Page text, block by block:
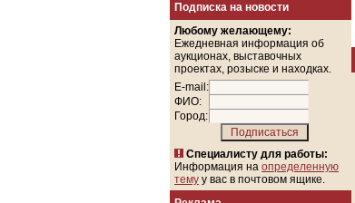
Подписка на новости
Любому желающему:
Ежедневная информация об
аукционах, выставочных
проектах, розыске и находках.
E-mail:
ФИО:
Город:
Специалисту для работы:
Информация на определенную
тему у вас в почтовом ящике.